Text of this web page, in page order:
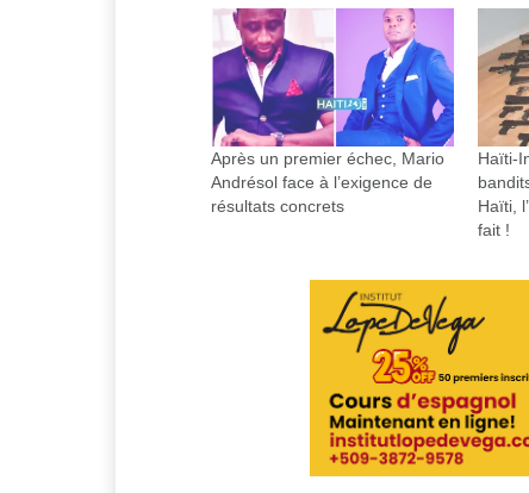
Après un premier échec, Mario
Andrésol face à l’exigence de
résultats concrets
Haïti-
Haïti,
fait !